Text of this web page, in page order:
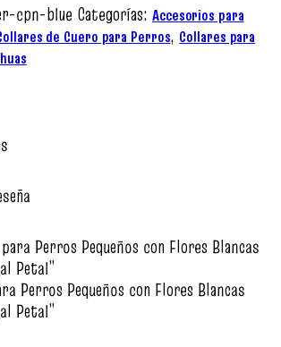
cpn-blue Categorías: Accesorios para
de Cuero para Perros, Collares para
Perros Pequeños con Flores Blancas
Petal”